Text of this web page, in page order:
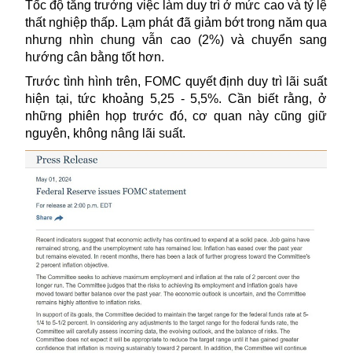
Tốc độ tăng trưởng việc làm duy trì ở mức cao và tỷ lệ
thất nghiệp thấp. Lạm phát đã giảm bớt trong năm qua
nhưng nhìn chung vẫn cao (2%) và chuyển sang
hướng cân bằng tốt hơn.
Trước tình hình trên, FOMC quyết định duy trì lãi suất
hiện tại, tức khoảng 5,25 - 5,5%. Cần biết rằng, ở
những phiên họp trước đó, cơ quan này cũng giữ
nguyên, không nâng lãi suất.